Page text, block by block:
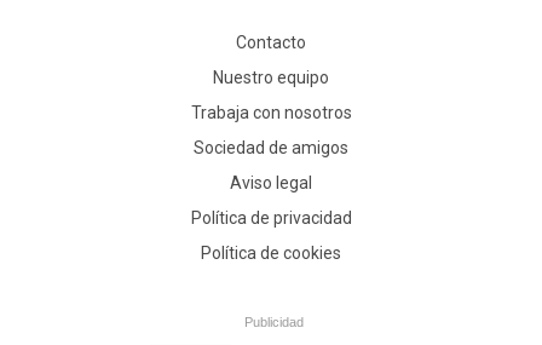
Contacto
Nuestro equipo
Trabaja con nosotros
Sociedad de amigos
Aviso legal
Política de privacidad
Política de cookies
Publicidad